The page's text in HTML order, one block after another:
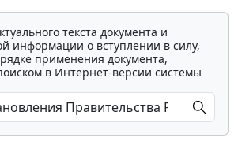
текста документа и
информации о вступлении в силу,
применения документа,
в Интернет-версии системы